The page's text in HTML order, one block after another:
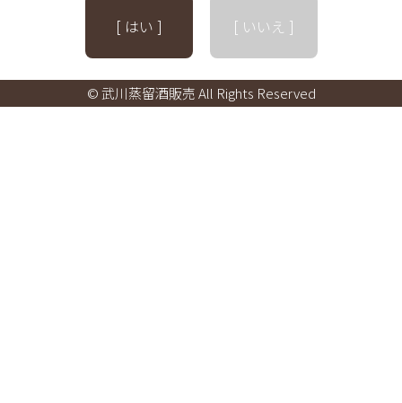
[ はい ] [ いいえ ]
© 武川蒸留酒販売 All Rights Reserved